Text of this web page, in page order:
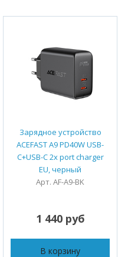
Зарядное устройство
ACEFAST A9 PD40W USB-
C+USB-C 2x port charger
EU, черный
Арт. AF-A9-BK
1 440 руб
В корзину